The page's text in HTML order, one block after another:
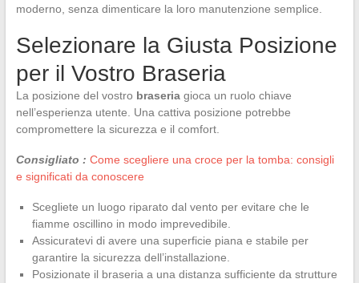
moderno, senza dimenticare la loro manutenzione semplice.
Selezionare la Giusta Posizione
per il Vostro Braseria
La posizione del vostro braseriagioca un ruolo chiave
nell’esperienza utente. Una cattiva posizione potrebbe
compromettere la sicurezza e il comfort.
Consigliato : Come scegliere una croce per la tomba: consigli
e significati da conoscere
Scegliete un luogo riparato dal vento per evitare che le
fiamme oscillino in modo imprevedibile.
Assicuratevi di avere una superficie piana e stabile per
garantire la sicurezza dell’installazione.
Posizionate il braseria a una distanza sufficiente da strutture